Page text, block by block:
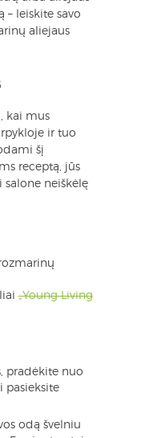
– leiskite savo
aliejaus
kai mus
ir tuo
šį
receptą, jūs
salone neiškėlę
„Young Living
pradėkite nuo
pasieksite
odą švelniu